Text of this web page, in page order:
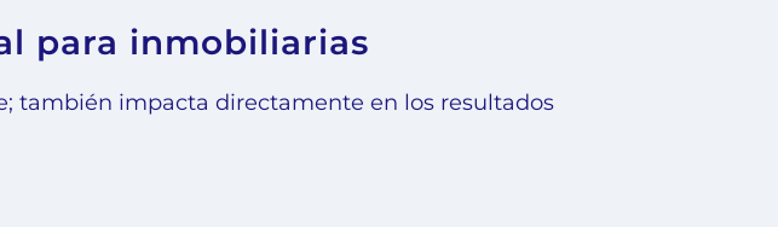
para inmobiliarias
también impacta directamente en los resultados